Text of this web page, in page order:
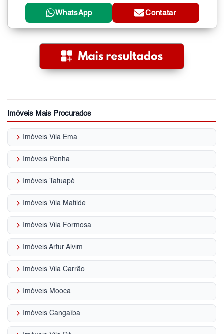
WhatsApp Contatar
Imóveis Mais Procurados
keyboard_arrow_right Imóveis Vila Ema
keyboard_arrow_right Imóveis Penha
keyboard_arrow_right Imóveis Tatuapé
keyboard_arrow_right Imóveis Vila Matilde
keyboard_arrow_right Imóveis Vila Formosa
keyboard_arrow_right Imóveis Artur Alvim
keyboard_arrow_right Imóveis Vila Carrão
keyboard_arrow_right Imóveis Mooca
keyboard_arrow_right Imóveis Cangaíba